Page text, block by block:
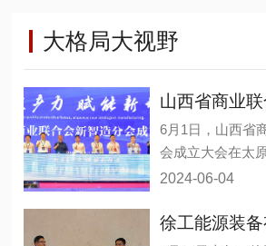
大格局大视野
6月1日，山西省
会成立大会在太
炭工业协会原副
关院校、研究机
2024-06-04